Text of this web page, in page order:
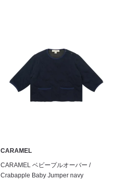
CARAMEL
CARAMEL ベビープルオーバー /
Crabapple Baby Jumper navy